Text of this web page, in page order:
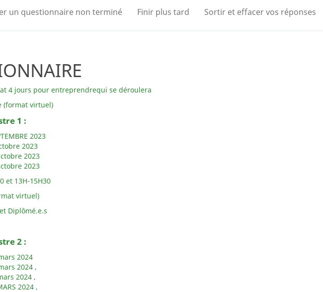
un questionnaire non terminé Finir plus tard Sortir et effacer vos réponses
4 jours pour entreprendrequi se déroulera
(format virtuel)
1 :
2023
2023
2023
2023
et 13H-15H30
virtuel)
Diplômé.e.s
2 :
2024
2024 ,
2024 ,
2024 ,